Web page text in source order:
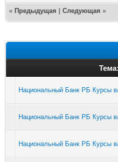
« Предыдущая Следующая »
Тема:
Национальный Банк РБ Курсы
Национальный Банк РБ Курсы
Национальный Банк РБ Курсы